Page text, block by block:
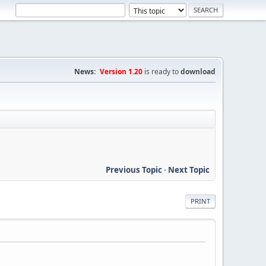
News: Version 1.20 is ready todownload
Previous Topic- Next Topic
PRINT